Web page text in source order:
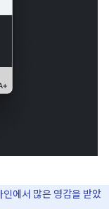
인에서 많은 영감을 받았